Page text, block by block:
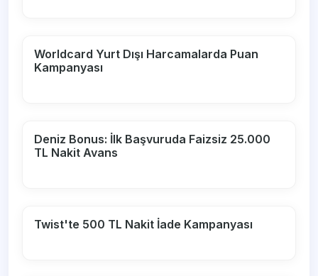
Worldcard Yurt Dışı Harcamalarda Puan
Kampanyası
Deniz Bonus: İlk Başvuruda Faizsiz 25.000
TL Nakit Avans
Twist'te 500 TL Nakit İade Kampanyası